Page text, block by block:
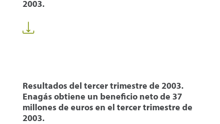
2003.
Resultados del tercer trimestre de 2003.
Enagás obtiene un beneficio neto de 37
millones de euros en el tercer trimestre de
2003.